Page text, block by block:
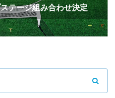
テージ組み合わせ決定